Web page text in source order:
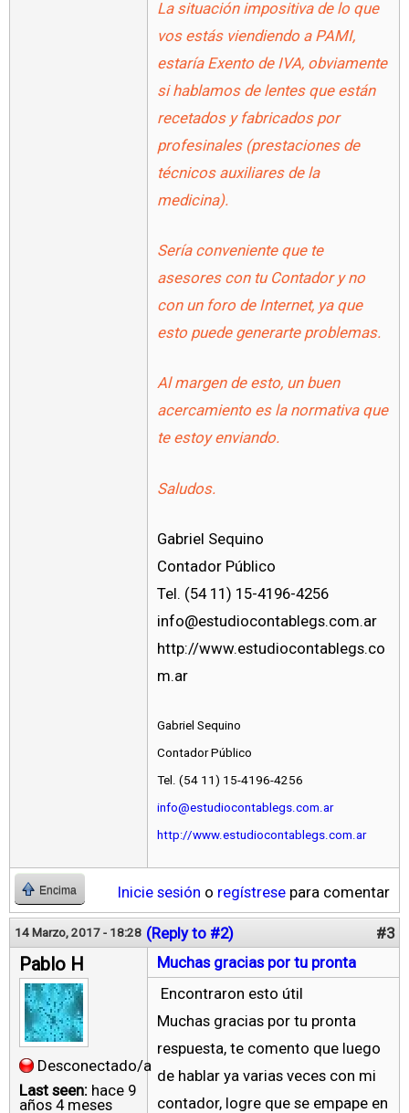
La situación impositiva de lo que
vos estás viendiendo a PAMI,
estaría Exento de IVA, obviamente
si hablamos de lentes que están
recetados y fabricados por
profesinales (prestaciones de
técnicos auxiliares de la
medicina).
Sería conveniente que te
asesores con tu Contador y no
con un foro de Internet, ya que
esto puede generarte problemas.
Al margen de esto, un buen
acercamiento es la normativa que
te estoy enviando.
Saludos.
Gabriel Sequino
Contador Público
Tel. (54 11) 15-4196-4256
info@estudiocontablegs.com.ar
http://www.estudiocontablegs.co
m.ar
Gabriel Sequino
Contador Público
Tel. (54 11) 15-4196-4256
info@estudiocontablegs.com.ar
http://www.estudiocontablegs.com.ar
Encima Inicie sesión o regístrese para comentar
14 Marzo, 2017 - 18:28 (Reply to #2) #3
Pablo H
Desconectado/a
Last seen: hace 9
años 4 meses
Muchas gracias por tu pronta
Encontraron esto útil
Muchas gracias por tu pronta
respuesta, te comento que luego
de hablar ya varias veces con mi
contador, logre que se empape en